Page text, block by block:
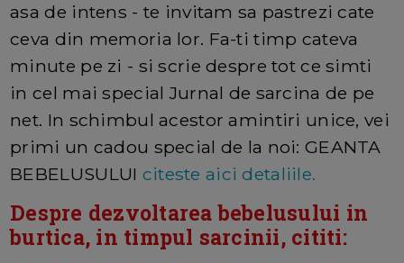
asa de intens - te invitam sa pastrezi cate
ceva din memoria lor. Fa-ti timp cateva
minute pe zi - si scrie despre tot ce simti
in cel mai special Jurnal de sarcina de pe
net. In schimbul acestor amintiri unice, vei
primi un cadou special de la noi: GEANTA
BEBELUSULUI citeste aici detaliile.
Despre dezvoltarea bebelusului in
burtica, in timpul sarcinii, cititi: